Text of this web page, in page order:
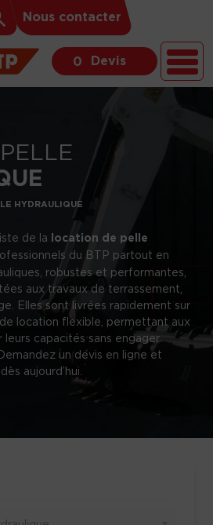
Nous contacter
0 Devis
HYDRAULIQUE
de la location de pelle
du BTP partout en
robustes et performantes,
aux travaux de terrassement,
Elles sont livrées rapidement sur
location flexible, permettant aux
capacités sans engager
un devis en ligne et
aujourd’hui.